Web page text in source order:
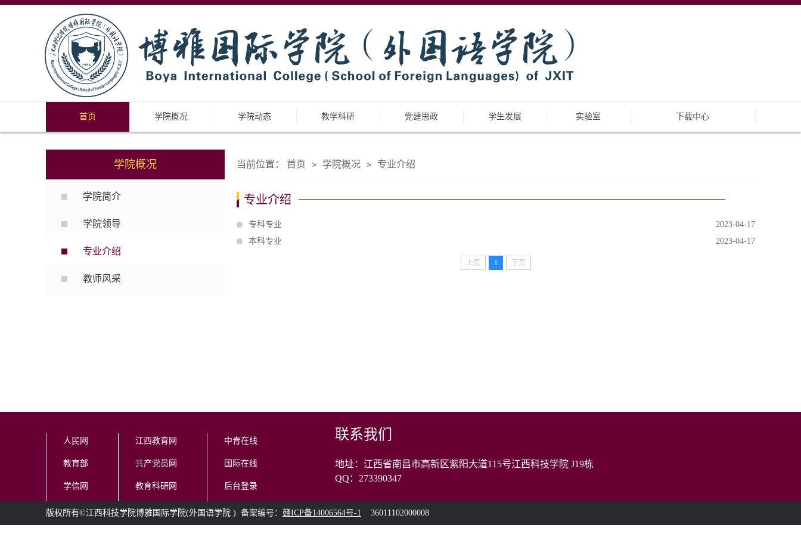
首页 学院概况 学院动态 教学科研 党建思政 学生发展 实验室 下载中心
学院概况
学院简介
学院领导
专业介绍
教师风采
当前位置： 首页 > 学院概况 > 专业介绍
专业介绍
2023-04-17
专科专业
2023-04-17
本科专业
上页 1 下页
人民网
教育部
学信网
江西教育网
共产党员网
教育科研网
中青在线
国际在线
后台登录
联系我们
地址：江西省南昌市高新区紫阳大道115号江西科技学院 J19栋
QQ：273390347
版权所有©江西科技学院博雅国际学院(外国语学院 ) 备案编号： 赣ICP备14006564号-1 36011102000008